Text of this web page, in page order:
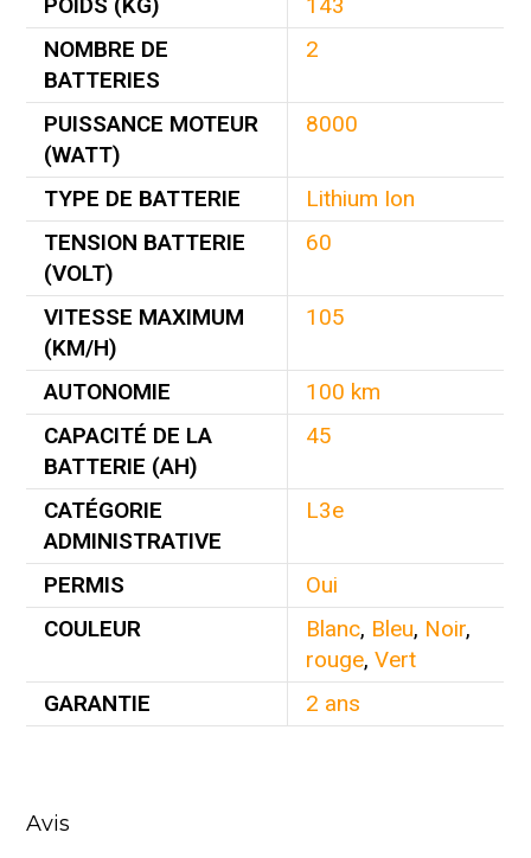
POIDS (KG)
143
NOMBRE DE
BATTERIES
2
PUISSANCE MOTEUR
(WATT)
8000
TYPE DE BATTERIE
Lithium Ion
TENSION BATTERIE
(VOLT)
60
VITESSE MAXIMUM
(KM/H)
105
AUTONOMIE
100 km
CAPACITÉ DE LA
BATTERIE (AH)
45
CATÉGORIE
ADMINISTRATIVE
L3e
PERMIS
Oui
COULEUR
Blanc, Bleu, Noir,
rouge,Vert
GARANTIE
2 ans
Avis